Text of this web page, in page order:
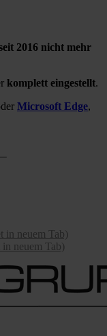
2016 nicht mehr
komplett eingestellt.
Microsoft Edge,